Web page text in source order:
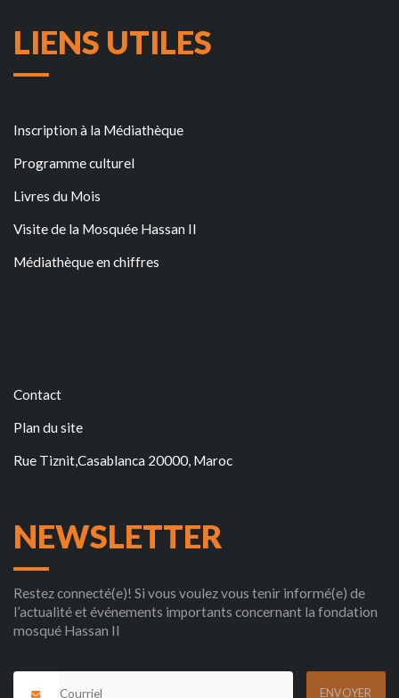
LIENS UTILES
Inscription à la Médiathèque
Programme culturel
Livres du Mois
Visite de la Mosquée Hassan II
Médiathèque en chiffres
Contact
Plan du site
Rue Tiznit,Casablanca 20000, Maroc
NEWSLETTER
Restez connecté(e)! Si vous voulez vous tenir informé(e) de
l’actualité et événements importants concernant la fondation
mosqué Hassan II